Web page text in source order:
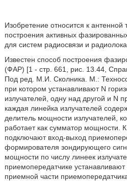
Изобретение относится к
построения активных
для систем радиосвязи и
Известен способ построения
(ФАР) [1 - стр. 661, рис. 13.44,
Под ред. М.И. Сколника. М.:
при котором устанавливают N
излучателей, одну над другой и N
каждая линейка излучателей
делитель мощности излучателей,
работает как сумматор мощности.
подключают вход-выход
формирователя зондирующего
мощности по числу линеек
приемопередатчике
приемной части